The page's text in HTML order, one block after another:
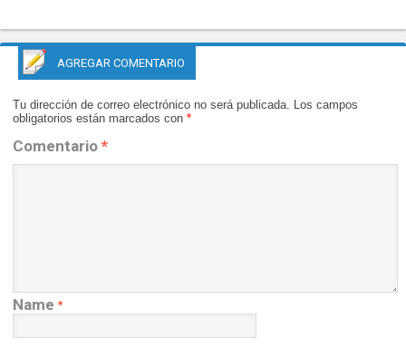
AGREGAR COMENTARIO
Tu dirección de correo electrónico no será publicada. Los campos
obligatorios están marcados con *
Comentario *
Name *